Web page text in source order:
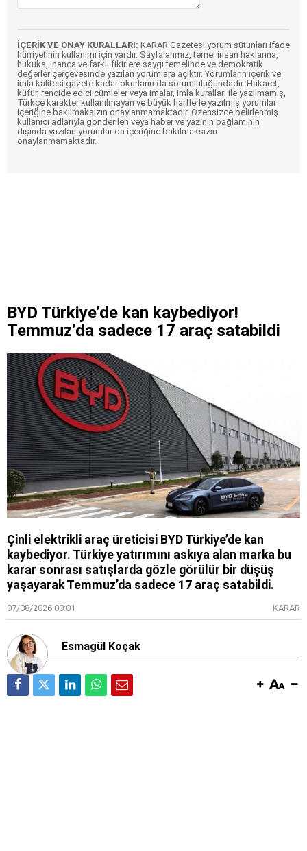
İÇERİK VE ONAY KURALLARI: KARAR Gazetesi yorum sütunları ifade
hürriyetinin kullanımı için vardır. Sayfalarımız, temel insan haklarına,
hukuka, inanca ve farklı fikirlere saygı temelinde ve demokratik
değerler çerçevesinde yazılan yorumlara açıktır. Yorumların içerik ve
imla kalitesi gazete kadar okurların da sorumluluğundadır. Hakaret,
küfür, rencide edici cümleler veya imalar, imla kuralları ile yazılmamış,
Türkçe karakter kullanılmayan ve büyük harflerle yazılmış yorumlar
içeriğine bakılmaksızın onaylanmamaktadır. Özensizce belirlenmiş
kullanıcı adlarıyla gönderilen veya haber ve yazının bağlamının
dışında yazılan yorumlar da içeriğine bakılmaksızın
onaylanmamaktadır.
BYD Türkiye’de kan kaybediyor!
Temmuz’da sadece 17 araç satabildi
Çinli elektrikli araç üreticisi BYD Türkiye’de kan
kaybediyor. Türkiye yatırımını askıya alan marka bu
karar sonrası satışlarda gözle görülür bir düşüş
yaşayarak Temmuz’da sadece 17 araç satabildi.
07/08/2026 00:01 KARAR
Esmagül Koçak